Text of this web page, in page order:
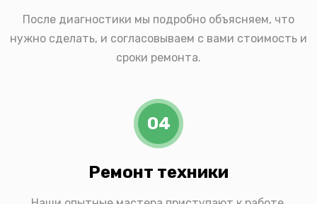
После диагностики мы подробно объясняем, что
нужно сделать, и согласовываем с вами стоимость и
сроки ремонта.
04
Ремонт техники